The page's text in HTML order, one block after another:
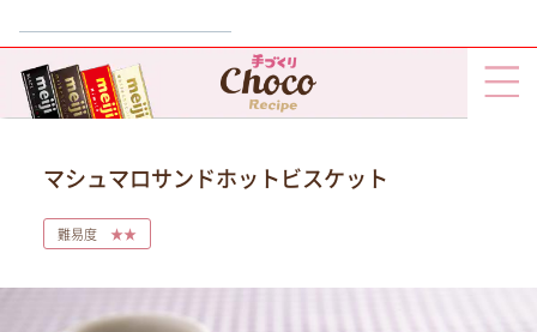
マシュマロサンドホットビスケット
難易度 ★★